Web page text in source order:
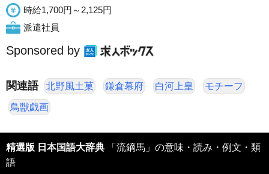
時給1,700円～2,125円
派遣社員
Sponsored by
関連語 北野風土菓 鎌倉幕府 白河上皇 モチーフ
鳥獣戯画
精選版 日本国語大辞典
語